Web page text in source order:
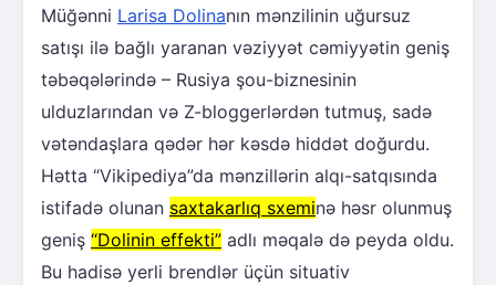
Müğənni Larisa Dolinanın mənzilinin uğursuz
satışı ilə bağlı yaranan vəziyyət cəmiyyətin geniş
təbəqələrində – Rusiya şou-biznesinin
ulduzlarından və Z-bloggerlərdən tutmuş, sadə
vətəndaşlara qədər hər kəsdə hiddət doğurdu.
Hətta “Vikipediya”da mənzillərin alqı-satqısında
istifadə olunan saxtakarlıq sxeminə həsr olunmuş
geniş “Dolinin effekti” adlı məqalə də peyda oldu.
Bu hadisə yerli brendlər üçün situativ